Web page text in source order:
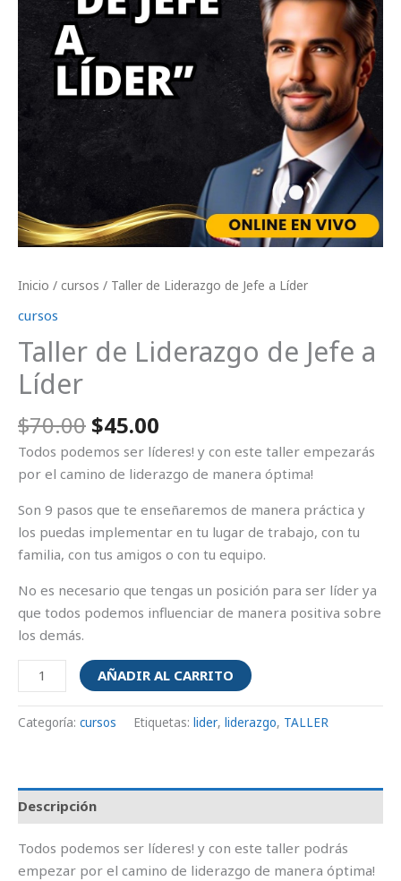
Inicio / cursos / Taller de Liderazgo de Jefe a Líder
cursos
Taller de Liderazgo de Jefe a
Líder
$70.00 $45.00
Todos podemos ser líderes! y con este taller empezarás
por el camino de liderazgo de manera óptima!
Son 9 pasos que te enseñaremos de manera práctica y
los puedas implementar en tu lugar de trabajo, con tu
familia, con tus amigos o con tu equipo.
No es necesario que tengas un posición para ser líder ya
que todos podemos influenciar de manera positiva sobre
los demás.
AÑADIR AL CARRITO
Categoría: cursos Etiquetas: lider, liderazgo, TALLER
Descripción
Todos podemos ser líderes! y con este taller podrás
empezar por el camino de liderazgo de manera óptima!